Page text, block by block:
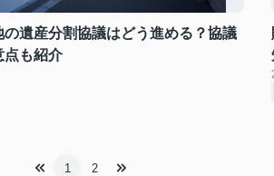
の遺産分割協議はどう進める？協議
点も紹介
1 2